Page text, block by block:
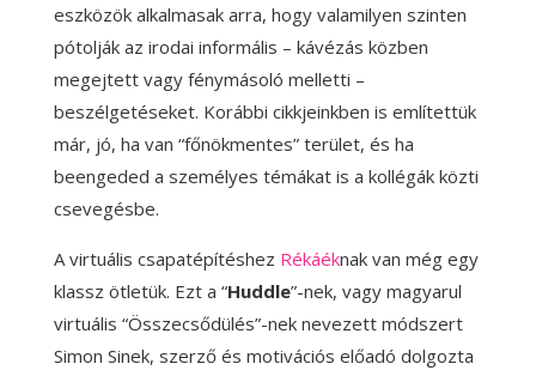
eszközök alkalmasak arra, hogy valamilyen szinten
pótolják az irodai informális – kávézás közben
megejtett vagy fénymásoló melletti –
beszélgetéseket. Korábbi cikkjeinkben is említettük
már, jó, ha van “főnökmentes” terület, és ha
beengeded a személyes témákat is a kollégák közti
csevegésbe.
A virtuális csapatépítéshez Rékáéknak van még egy
klassz ötletük. Ezt a “Huddle”-nek, vagy magyarul
virtuális “Összecsődülés”-nek nevezett módszert
Simon Sinek, szerző és motivációs előadó dolgozta